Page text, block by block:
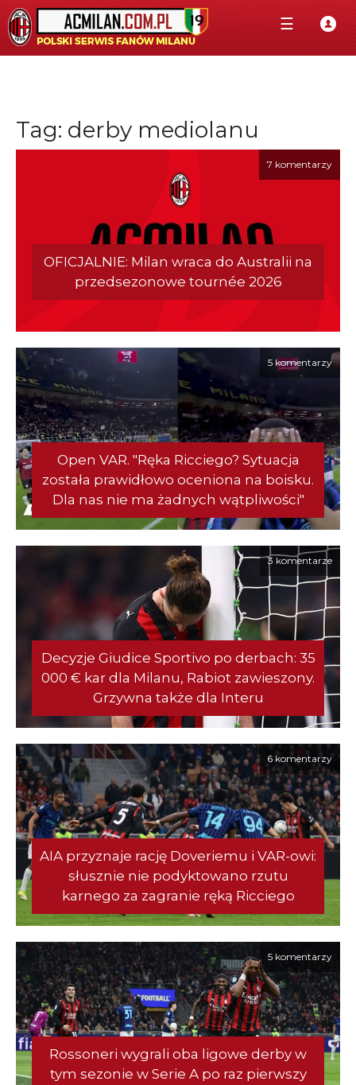
☰
Tag: derby mediolanu
7 komentarzy
OFICJALNIE: Milan wraca do Australii na
przedsezonowe tournée 2026
5 komentarzy
Open VAR. "Ręka Ricciego? Sytuacja
została prawidłowo oceniona na boisku.
Dla nas nie ma żadnych wątpliwości"
3 komentarze
Decyzje Giudice Sportivo po derbach: 35
000 € kar dla Milanu, Rabiot zawieszony.
Grzywna także dla Interu
6 komentarzy
AIA przyznaje rację Doveriemu i VAR-owi:
słusznie nie podyktowano rzutu
karnego za zagranie ręką Ricciego
5 komentarzy
Rossoneri wygrali oba ligowe derby w
tym sezonie w Serie A po raz pierwszy